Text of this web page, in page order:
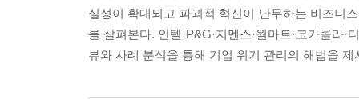
실성이 확대되고 파괴적 혁신이 난무하는 비즈니
를 살펴본다. 인텔·P&G·지멘스·월마트·코카콜라
뷰와 사례 분석을 통해 기업 위기 관리의 해법을